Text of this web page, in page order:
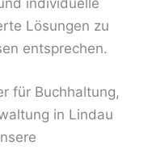
individuelle
Lösungen zu
entsprechen.
für Buchhaltung,
in Lindau